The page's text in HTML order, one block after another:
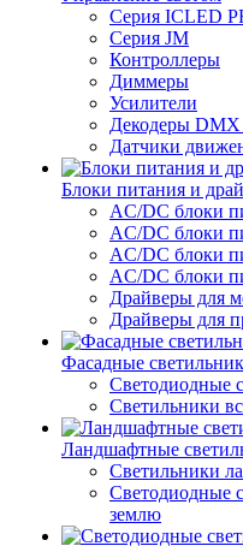
Серия ICLED
Серия JM
Контроллеры
Диммеры
Усилители
Декодеры DMX
Датчики
Блоки питания и
AC/DC блоки
AC/DC блоки
AC/DC блоки
AC/DC блоки
Драйверы для
Драйверы для
Фасадные
Светодиодные
Светильники
Ландшафтные
Светильники
Светодиодные
землю